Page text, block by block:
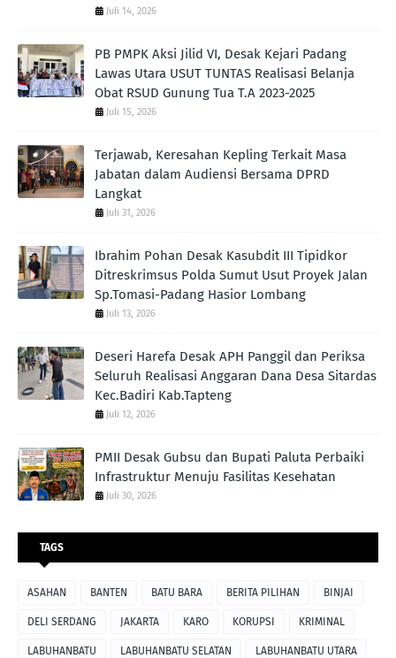
Juli 14, 2026
PB PMPK Aksi Jilid VI, Desak Kejari Padang
Lawas Utara USUT TUNTAS Realisasi Belanja
Obat RSUD Gunung Tua T.A 2023-2025
Juli 15, 2026
Terjawab, Keresahan Kepling Terkait Masa
Jabatan dalam Audiensi Bersama DPRD
Langkat
Juli 31, 2026
Ibrahim Pohan Desak Kasubdit III Tipidkor
Ditreskrimsus Polda Sumut Usut Proyek Jalan
Sp.Tomasi-Padang Hasior Lombang
Juli 13, 2026
Deseri Harefa Desak APH Panggil dan Periksa
Seluruh Realisasi Anggaran Dana Desa Sitardas
Kec.Badiri Kab.Tapteng
Juli 12, 2026
PMII Desak Gubsu dan Bupati Paluta Perbaiki
Infrastruktur Menuju Fasilitas Kesehatan
Juli 30, 2026
TAGS
ASAHAN BANTEN BATU BARA BERITA PILIHAN BINJAI
DELI SERDANG JAKARTA KARO KORUPSI KRIMINAL
LABUHANBATU LABUHANBATU SELATAN LABUHANBATU UTARA